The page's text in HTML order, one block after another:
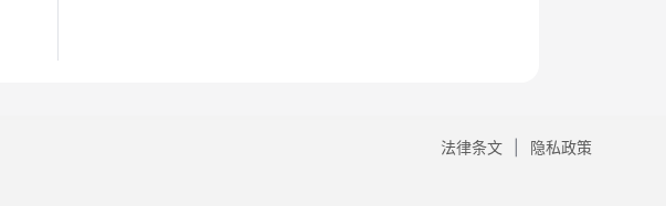
法律条文 隐私政策